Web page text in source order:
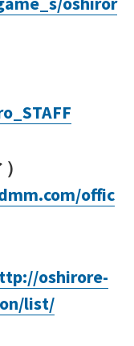
offic
oshirore-
list/